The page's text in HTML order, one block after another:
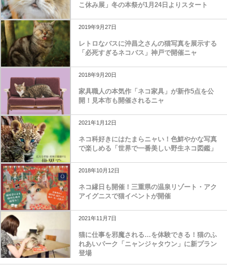
こ休み展」冬の本祭が1月24日よりスタート
2019年9月27日
レトロなバスに沖昌之さんの猫写真を展示する
「必死すぎるネコバス」神戸で開催ニャ
2018年9月20日
家具職人の本気作「ネコ家具」が新作5点を公
開！見本市も開催されるニャ
2021年1月12日
ネコ科好きにはたまらニャい！色鮮やかな写真
で楽しめる「世界で一番美しい野生ネコ図鑑」
2018年10月12日
ネコ縁日も開催！三重県の温泉リゾート・アク
アイグニスで猫イベントが開催
2021年11月7日
猫に仕事を邪魔される…を体験できる！猫のふ
れあいパーク「ニャンジャタウン」に新プラン
登場